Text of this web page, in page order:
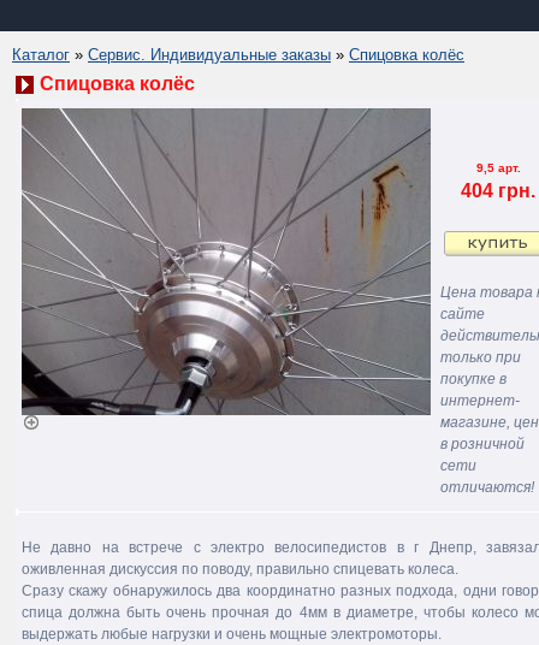
Каталог » Сервис. Индивидуальные заказы » Спицовка колёс
Спицовка колёс
9,5 арт.
404 грн.
Цена товара
сайте
только при
покупке в
интернет-
магазине,
в розничной
сети
отличаются!
Не давно на встрече с электро велосипедистов в г Днепр,
оживленная дискуссия по поводу, правильно спицевать колеса.
Сразу скажу обнаружилось два координатно разных подхода, одни
спица должна быть очень прочная до 4мм в диаметре, чтобы колесо
выдержать любые нагрузки и очень мощные электромоторы.